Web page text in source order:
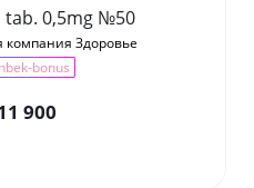
tab. 0,5mg №50
Здоровье
bonus
900